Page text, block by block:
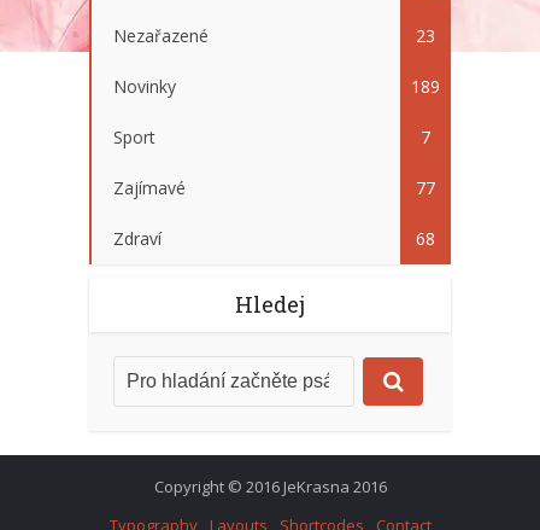
Nezařazené 23
Novinky 189
Sport 7
Zajímavé 77
Zdraví 68
Hledej
Copyright © 2016 JeKrasna 2016
Typography
Layouts Shortcodes Contact